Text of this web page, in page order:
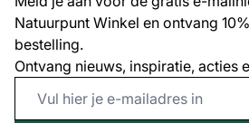
Natuurpunt Winkel en ontvang
bestelling.
Ontvang nieuws, inspiratie, acties